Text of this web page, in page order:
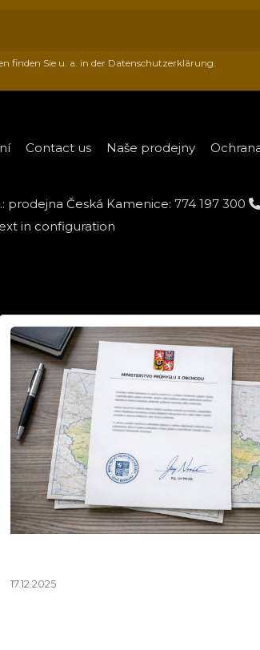
finden Sie u. a. in der Datenschutzerklärung.
Contact us Naše prodejny
prodejna Česká Kamenice: 774 197 300
in configuration
17.12.2025